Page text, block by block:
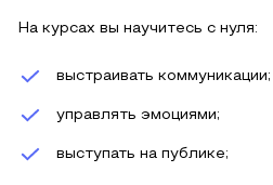
На курсах вы научитесь с нуля:
выстраивать коммуникации;
управлять эмоциями;
выступать на публике;